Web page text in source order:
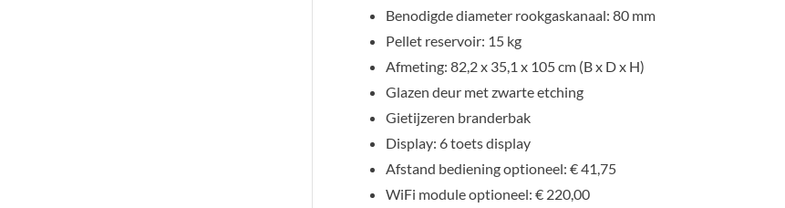
Benodigde diameter rookgaskanaal: 80 mm
Pellet reservoir: 15 kg
Afmeting: 82,2 x 35,1 x 105 cm (B x D x H)
Glazen deur met zwarte etching
Gietijzeren branderbak
Display: 6 toets display
Afstand bediening optioneel: € 41,75
WiFi module optioneel: € 220,00